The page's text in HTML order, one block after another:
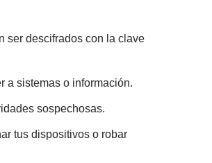
ser descifrados con la clave
a sistemas o información.
sospechosas.
tus dispositivos o robar